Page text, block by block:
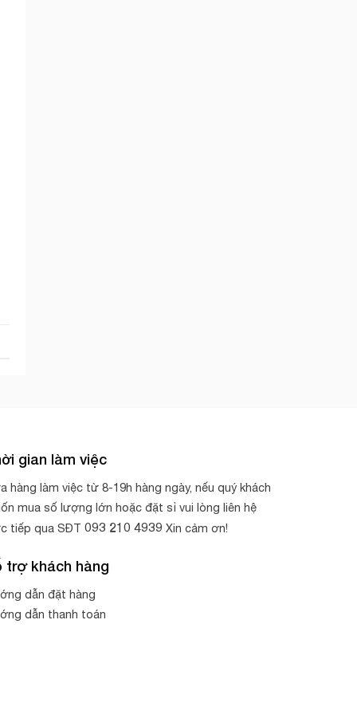
gian làm việc
hàng làm việc từ 8-19h hàng ngày, nếu quý khách
mua số lượng lớn hoặc đặt sỉ vui lòng liên hệ
tiếp qua SĐT 093 210 4939 Xin cảm ơn!
trợ khách hàng
dẫn đặt hàng
dẫn thanh toán